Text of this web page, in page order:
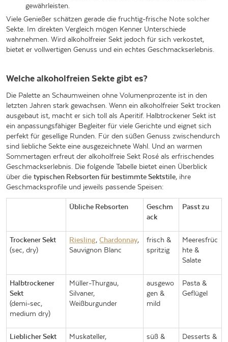
gewährleisten.
Viele Genießer schätzen gerade die fruchtig-frische Note solcher
Sekte. Im direkten Vergleich mögen Kenner Unterschiede
wahrnehmen. Wird alkoholfreier Sekt jedoch für sich verkostet,
bietet er vollwertigen Genuss und ein echtes Geschmackserlebnis.
Welche alkoholfreien Sekte gibt es?
Die Palette an Schaumweinen ohne Volumenprozente ist in den
letzten Jahren stark gewachsen. Wenn ein alkoholfreier Sekt trocken
ausgebaut ist, macht er sich toll als Aperitif. Halbtrockener Sekt ist
ein anpassungsfähiger Begleiter für viele Gerichte und eignet sich
perfekt für gesellige Runden. Für den süßen Genuss zwischendurch
sind liebliche Sekte eine ausgezeichnete Wahl. Und an warmen
Sommertagen erfreut der alkoholfreie Sekt Rosé als erfrischendes
Geschmackserlebnis. Die folgende Tabelle bietet einen Überblick
über die typischen Rebsorten für bestimmte Sektstile, ihre
Geschmacksprofile und jeweils passende Speisen:
Übliche Rebsorten
Geschm
ack
Passt zu
Trockener Sekt
(sec, dry)
Riesling,Chardonnay,
Sauvignon Blanc
frisch &
spritzig
Meeresfrüc
hte &
Salate
Halbtrockener
Sekt
(demi-sec,
medium dry)
Müller-Thurgau,
Silvaner,
Weißburgunder
ausgewo
gen &
mild
Pasta &
Geflügel
Lieblicher Sekt
Muskateller,
süß &
Desserts &